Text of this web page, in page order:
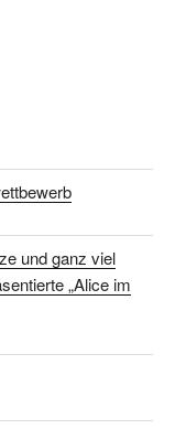
und ganz viel
„Alice im